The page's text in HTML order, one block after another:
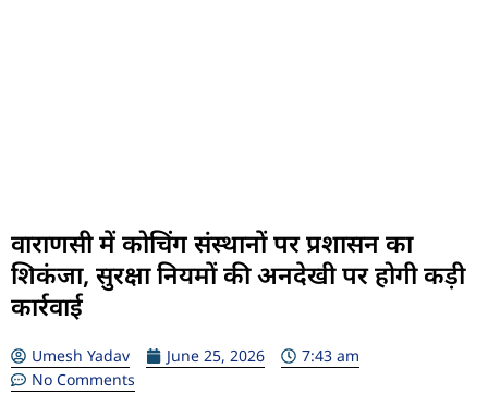
वाराणसी में कोचिंग संस्थानों पर प्रशासन का
शिकंजा, सुरक्षा नियमों की अनदेखी पर होगी कड़ी
कार्रवाई
Umesh Yadav June 25, 2026
7:43 am
No Comments